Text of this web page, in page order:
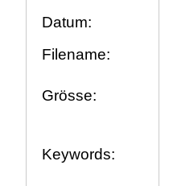
Datum:
Filename:
Grösse:
Keywords: